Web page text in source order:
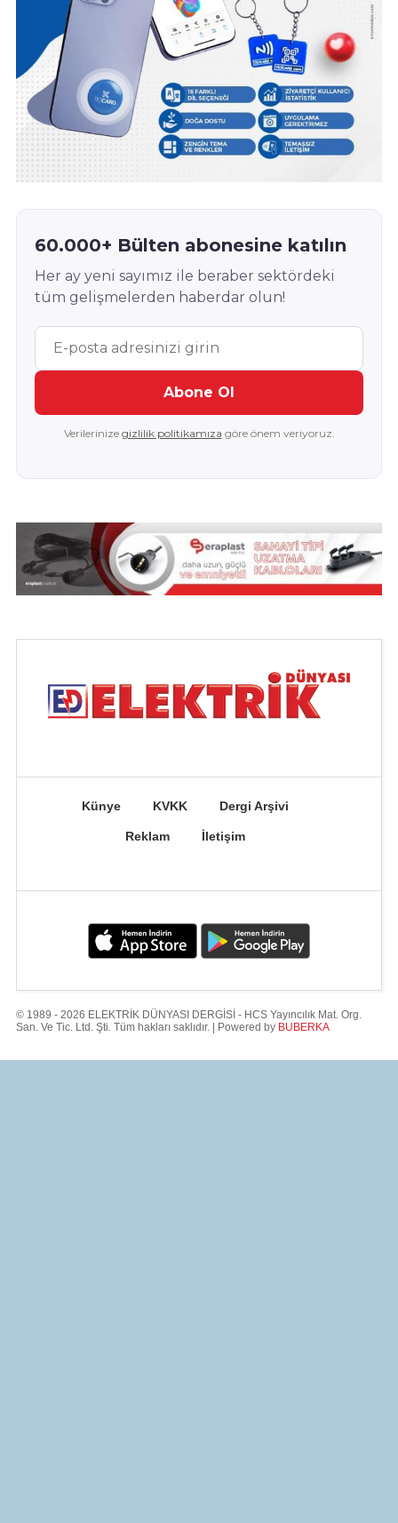
60.000+ Bülten abonesine katılın
Her ay yeni sayımız ile beraber sektördeki
tüm gelişmelerden haberdar olun!
Abone Ol
Verilerinize gizlilik politikamıza göre önem veriyoruz.
Künye KVKK Dergi Arşivi
Reklam İletişim
© 1989 - 2026 ELEKTRİK DÜNYASI DERGİSİ - HCS Yayıncılık Mat. Org.
San. Ve Tic. Ltd. Şti. Tüm hakları saklıdır. | Powered by BUBERKA